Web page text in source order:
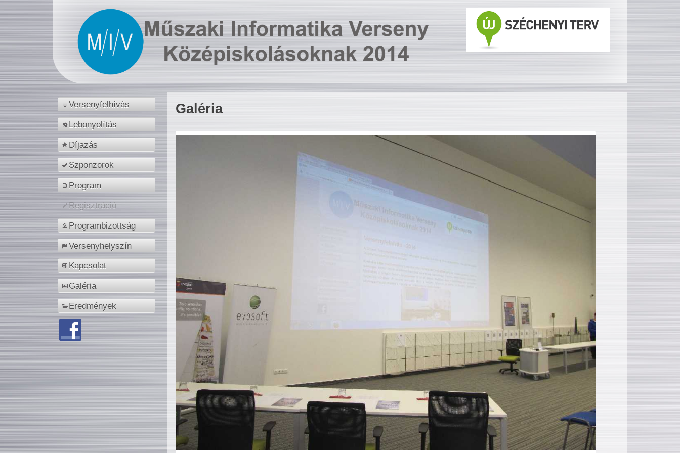
Versenyfelhívás
Lebonyolítás
Díjazás
Szponzorok
Program
Regisztráció
Programbizottság
Versenyhelyszín
Kapcsolat
Galéria
Eredmények
Galéria